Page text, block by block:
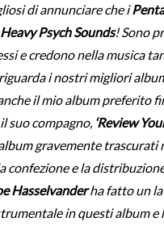
di annunciare che i
Heavy Psych Sounds! Sono
e credono nella musica
i nostri migliori
il mio album preferito
suo compagno, ‘Review
gravemente trascurati
confezione e la
Hasselvanderha fatto un
in questi album e